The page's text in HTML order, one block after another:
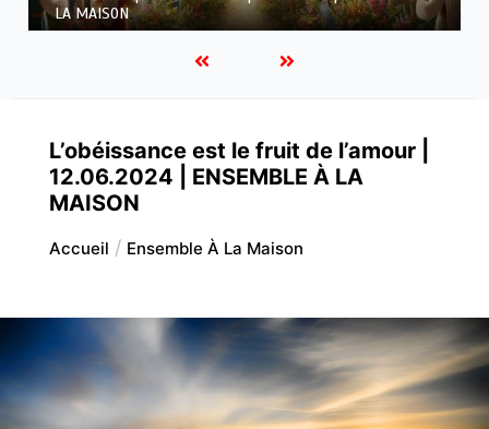
À LA MAISON
L’obéissance est le fruit de l’amour |
12.06.2024 | ENSEMBLE À LA
MAISON
Accueil Ensemble À La Maison